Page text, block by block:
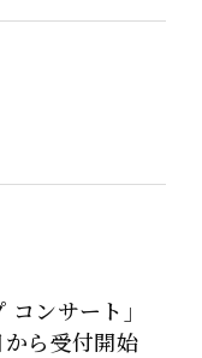
ンサート」
ら受付開始